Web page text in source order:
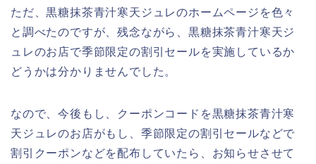
ただ、黒糖抹茶青汁寒天ジュレのホームページを色々
と調べたのですが、残念ながら、黒糖抹茶青汁寒天ジ
ュレのお店で季節限定の割引セールを実施しているか
どうかは分かりませんでした。
なので、今後もし、クーポンコードを黒糖抹茶青汁寒
天ジュレのお店がもし、季節限定の割引セールなどで
割引クーポンなどを配布していたら、お知らせさせて